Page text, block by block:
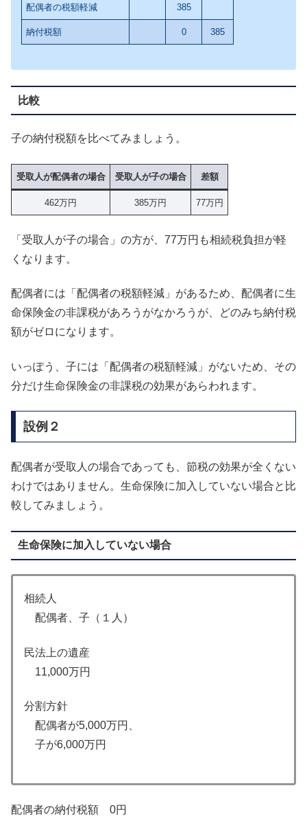
配偶者の税額軽減 385
納付税額 0 385
比較
子の納付税額を比べてみましょう。
受取人が配偶者の場合 受取人が子の場合 差額
462万円 385万円 77万円
「受取人が子の場合」の方が、77万円も相続税負担が軽
くなります。
配偶者には「配偶者の税額軽減」があるため、配偶者に生
命保険金の非課税があろうがなかろうが、どのみち納付税
額がゼロになります。
いっぽう、子には「配偶者の税額軽減」がないため、その
分だけ生命保険金の非課税の効果があらわれます。
設例２
配偶者が受取人の場合であっても、節税の効果が全くない
わけではありません。生命保険に加入していない場合と比
較してみましょう。
生命保険に加入していない場合
相続人
配偶者、子（１人）
民法上の遺産
11,000万円
分割方針
配偶者が5,000万円、
子が6,000万円
配偶者の納付税額 0円